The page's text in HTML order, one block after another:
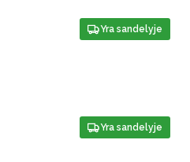
Yra sandelyje
Yra sandelyje